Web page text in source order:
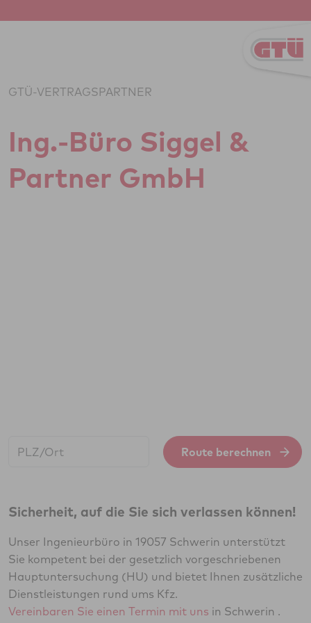
GTÜ-VERTRAGSPARTNER
Ing.-Büro Siggel &
Partner GmbH
Route berechnen
Sicherheit, auf die Sie sich verlassen können!
Unser Ingenieurbüro in 19057 Schwerin unterstützt
Sie kompetent bei der gesetzlich vorgeschriebenen
Hauptuntersuchung (HU) und bietet Ihnen zusätzliche
Dienstleistungen rund ums Kfz.
Vereinbaren Sie einen Termin mit uns in Schwerin .